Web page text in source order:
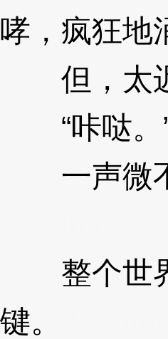
哮，疯狂地
但，太迟
“咔哒。
一声微不
整个世界
键。